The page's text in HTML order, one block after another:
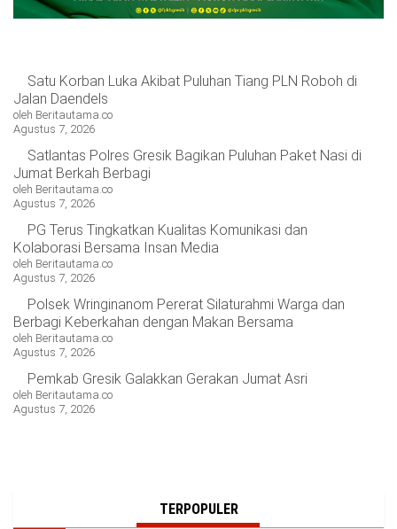
REDAKSI
TENTANG
KERJASAMA
PEDOMAN
Satu Korban Luka Akibat Puluhan Tiang PLN Roboh di
Jalan Daendels
oleh Beritautama.co
Agustus 7, 2026
Satlantas Polres Gresik Bagikan Puluhan Paket Nasi di
Jumat Berkah Berbagi
oleh Beritautama.co
Agustus 7, 2026
PG Terus Tingkatkan Kualitas Komunikasi dan
Kolaborasi Bersama Insan Media
oleh Beritautama.co
Agustus 7, 2026
Polsek Wringinanom Pererat Silaturahmi Warga dan
Berbagi Keberkahan dengan Makan Bersama
oleh Beritautama.co
Agustus 7, 2026
Pemkab Gresik Galakkan Gerakan Jumat Asri
oleh Beritautama.co
Agustus 7, 2026
TERPOPULER